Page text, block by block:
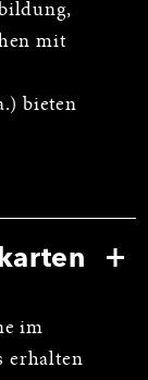
mit
bieten
im
erhalten